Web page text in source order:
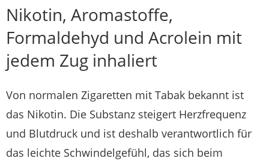
Nikotin, Aromastoffe,
Formaldehyd und Acrolein mit
jedem Zug inhaliert
Von normalen Zigaretten mit Tabak bekannt ist
das Nikotin. Die Substanz steigert Herzfrequenz
und Blutdruck und ist deshalb verantwortlich für
das leichte Schwindelgefühl, das sich beim